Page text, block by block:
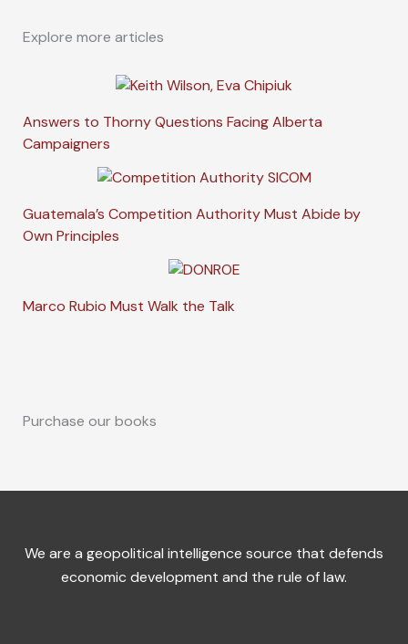
Explore more articles
Answers to Thorny Questions Facing Alberta
Campaigners
Guatemala’s Competition Authority Must Abide by
Own Principles
Marco Rubio Must Walk the Talk
Purchase our books
We are a geopolitical intelligence source that defends
economic development and the rule of law.